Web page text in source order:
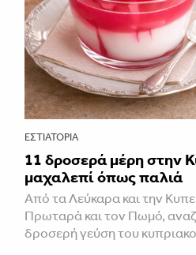
ΕΣΤΙΑΤΌΡΙΑ
11 δροσερά μέρη στην
μαχαλεπί όπως παλιά
Από τα Λεύκαρα και την
Πρωταρά και τον Πωμό,
δροσερή γεύση του